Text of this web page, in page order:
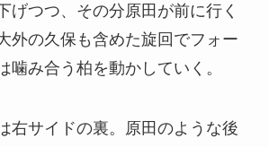
げつつ、その分原田が前に行く
外の久保も含めた旋回でフォー
噛み合う柏を動かしていく。
右サイドの裏。原田のような後